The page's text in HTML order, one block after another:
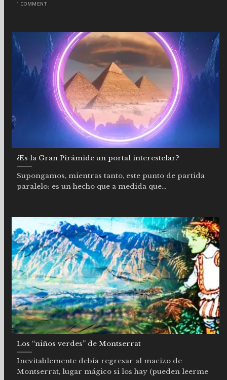
1 COMMENT
¿Es la Gran Pirámide un portal interestelar?
Supongamos, mientras tanto, este punto de partida
paralelo: es un hecho que a medida que...
Los “niños verdes” de Montserrat
Inevitablemente debía regresar al macizo de
Montserrat, lugar mágico si los hay (pueden leerme